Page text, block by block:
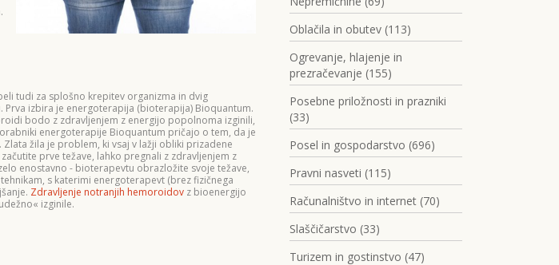
tudi za splošno krepitev organizma in dvig
izbira je energoterapija (bioterapija) Bioquantum.
bodo z zdravljenjem z energijo popolnoma izginili,
energoterapije Bioquantum pričajo o tem, da je
žila je problem, ki vsaj v lažji obliki prizadene
prve težave, lahko pregnali z zdravljenjem z
enostavno - bioterapevtu obrazložite svoje težave,
s katerimi energoterapevt (brez fizičnega
Zdravljenje notranjih hemoroidov z bioenergijo
izginile.
Oblačila in obutev (113)
Ogrevanje, hlajenje in
prezračevanje (155)
Posebne priložnosti in prazniki
(33)
Posel in gospodarstvo (696)
Pravni nasveti (115)
Računalništvo in internet (70)
Slaščičarstvo (33)
Turizem in gostinstvo (47)